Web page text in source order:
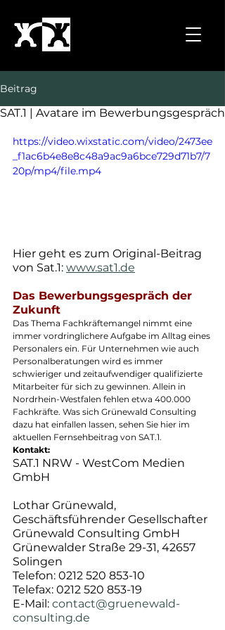
Beitrag
SAT.1 | Avatare im Bewerbungsgespräch
https://video.wixstatic.com/video/2473ee
_f1ac6b4e8e8c48a9ac9a6bce729d71b7/7
20p/mp4/file.mp4
Hier geht es zum Original-Beitrag
von Sat.1: www.sat1.de
Das Bewerbungsgespräch der
Zukunft
Das Thema Fachkräftemangel nimmt eine
immer vordringlichere Aufgabe im Alltag eines
Personalers ein. Für Unternehmen wie auch
Personalberatungen wird es immer
schwieriger und zeitaufwendiger qualifizierte
Mitarbeiter für sich zu gewinnen. Allein in
Nordrhein-Westfalen fehlen etwa 400.000
Fachkräfte. Was sich Grünewald Consulting
dazu hat einfallen lassen, sehen Sie hier im
aktuellen Fernsehbeitrag von SAT.1.
Kontakt:
SAT.1 NRW - WestCom Medien
GmbH
Lothar Grünewald,
Geschäftsführender Gesellschafter
Grünewald Consulting GmbH
Grünewalder Straße 29-31, 42657
Solingen
Telefon: 0212 520 853-10
Telefax: 0212 520 853-19
E-Mail: contact@gruenewald-
consulting.de